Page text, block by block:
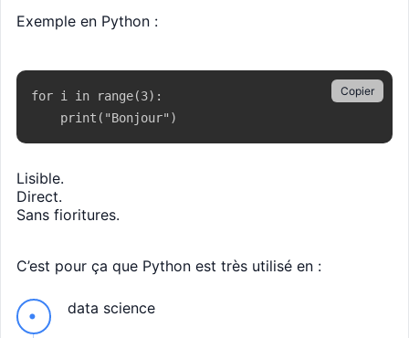
Exemple en Python :
for i in range(3):
    print("Bonjour")
Copier
Lisible.
Direct.
Sans fioritures.
C’est pour ça que Python est très utilisé en :
data science